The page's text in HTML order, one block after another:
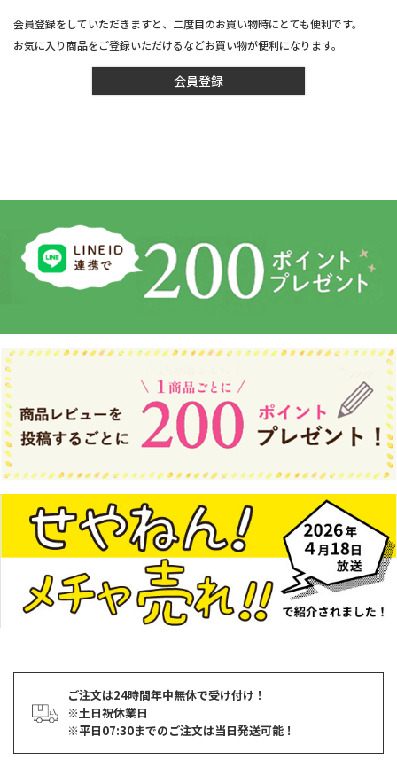
会員登録をしていただきますと、二度目のお買い物時にとても便利です。
お気に入り商品をご登録いただけるなどお買い物が便利になります。
会員登録
ご注文は24時間年中無休で受け付け！
※土日祝休業日
※平日07:30までのご注文は当日発送可能！